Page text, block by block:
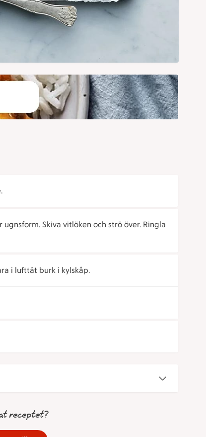
Skiva vitlöken och strö över. Ringla
i lufttät burk i kylskåp.
receptet?